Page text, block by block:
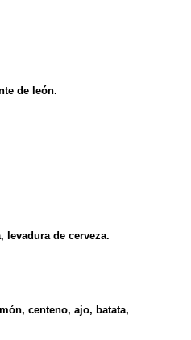
de león.
de cerveza.
centeno, ajo, batata,